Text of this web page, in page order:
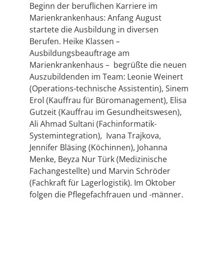
Beginn der beruflichen Karriere im
Marienkrankenhaus: Anfang August
startete die Ausbildung in diversen
Berufen. Heike Klassen –
Ausbildungsbeauftrage am
Marienkrankenhaus – begrüßte die neuen
Auszubildenden im Team: Leonie Weinert
(Operations-technische Assistentin), Sinem
Erol (Kauffrau für Büromanagement), Elisa
Gutzeit (Kauffrau im Gesundheitswesen),
Ali Ahmad Sultani (Fachinformatik-
Systemintegration), Ivana Trajkova,
Jennifer Bläsing (Köchinnen), Johanna
Menke, Beyza Nur Türk (Medizinische
Fachangestellte) und Marvin Schröder
(Fachkraft für Lagerlogistik). Im Oktober
folgen die Pflegefachfrauen und -männer.